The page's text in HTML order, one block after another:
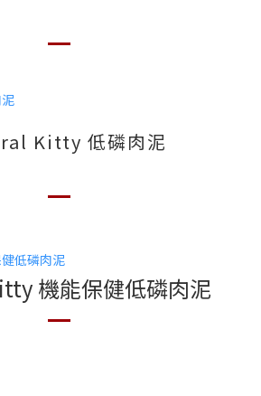
Kitty 低磷肉泥
機能保健低磷肉泥